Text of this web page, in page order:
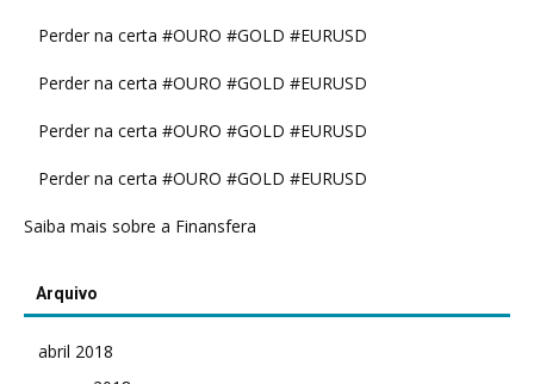
Perder na certa #OURO #GOLD #EURUSD
Perder na certa #OURO #GOLD #EURUSD
Perder na certa #OURO #GOLD #EURUSD
Perder na certa #OURO #GOLD #EURUSD
Saiba mais sobre a Finansfera
Arquivo
abril 2018